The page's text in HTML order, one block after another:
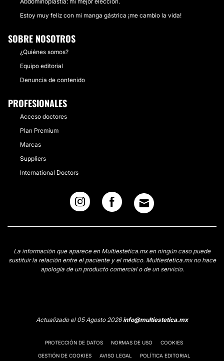
Estoy muy feliz con mi manga gástrica ¡me cambio la vida!
SOBRE NOSOTROS
¿Quiénes somos?
Equipo editorial
Denuncia de contenido
PROFESIONALES
Acceso doctores
Plan Premium
Marcas
Suppliers
International Doctors
La información que aparece en Multiestetica.mx en ningún caso puede
sustituir la relación entre el paciente y el médico. Multiestetica.mx no hace
apología de un producto comercial o de un servicio.
Actualizado el 05 Agosto 2026info@multiestetica.mx
PROTECCIÓN DE DATOS NORMAS DE USO COOKIES
GESTIÓN DE COOKIES AVISO LEGAL POLÍTICA EDITORIAL